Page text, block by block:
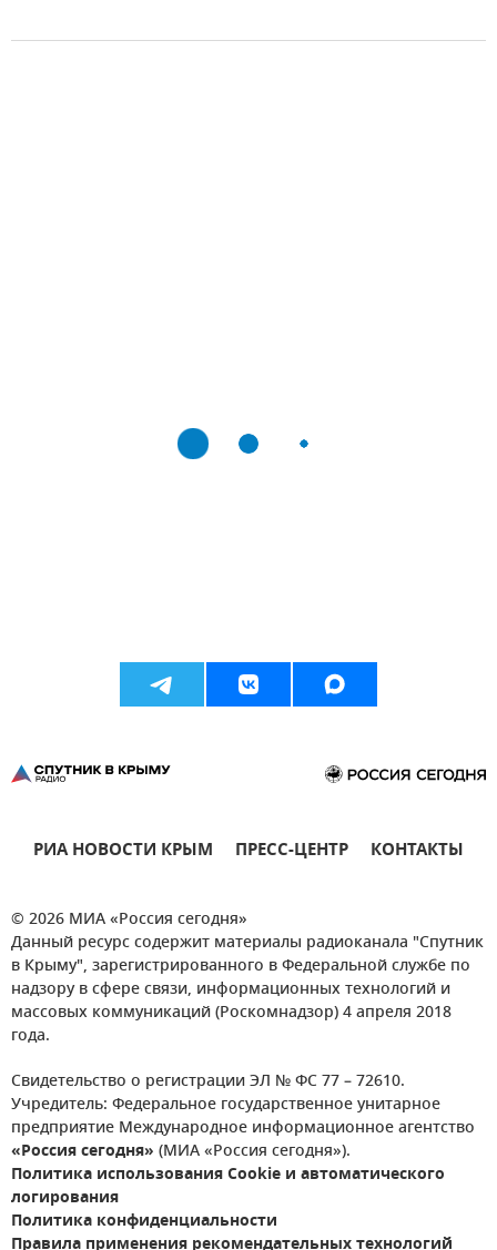
РИА НОВОСТИ КРЫМ ПРЕСС-ЦЕНТР КОНТАКТЫ
© 2026 МИА «Россия сегодня»
Данный ресурс содержит материалы радиоканала "Спутник
в Крыму", зарегистрированного в Федеральной службе по
надзору в сфере связи, информационных технологий и
массовых коммуникаций (Роскомнадзор) 4 апреля 2018
года.
Свидетельство о регистрации ЭЛ № ФС 77 – 72610.
Учредитель: Федеральное государственное унитарное
предприятие Международное информационное агентство
«Россия сегодня» (МИА «Россия сегодня»).
Политика использования Cookie и автоматического
логирования
Политика конфиденциальности